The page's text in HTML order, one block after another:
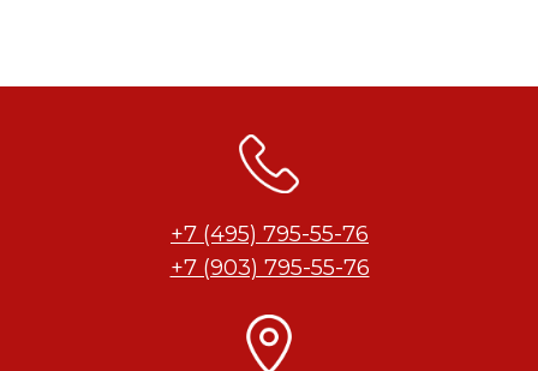
+7 (495) 795-55-76
+7 (903) 795-55-76